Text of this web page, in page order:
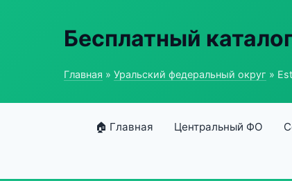
Бесплатный
Главная » Уральский федеральный округ »
🏠 Главная Центральный ФО